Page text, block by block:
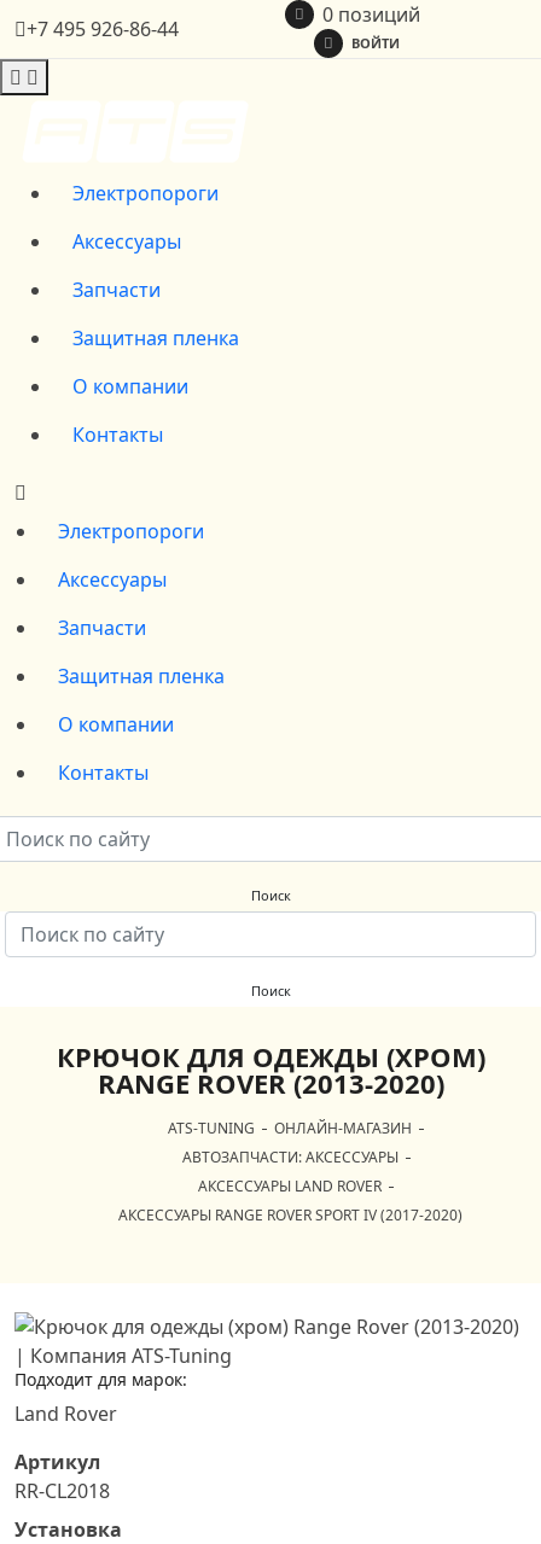
+7 495 926-86-44
0 позиций
ВОЙТИ
Электропороги
Аксессуары
Запчасти
Защитная пленка
О компании
Контакты
Электропороги
Аксессуары
Запчасти
Защитная пленка
О компании
Контакты
КРЮЧОК ДЛЯ ОДЕЖДЫ (ХРОМ)
RANGE ROVER (2013-2020)
ATS-TUNING
ОНЛАЙН-МАГАЗИН
АВТОЗАПЧАСТИ: АКСЕССУАРЫ
АКСЕССУАРЫ LAND ROVER
АКСЕССУАРЫ RANGE ROVER SPORT IV (2017-2020)
Подходит для марок:
Land Rover
Артикул
RR-CL2018
Установка